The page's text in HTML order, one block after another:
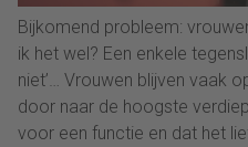
Bijkomend probleem:
ik het wel? Een enkele
niet’… Vrouwen blijven vaak
door naar de hoogste
voor een functie en dat het